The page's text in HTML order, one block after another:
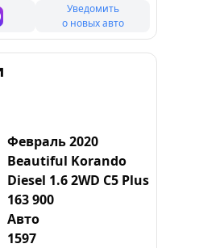
Уведомить
о новых авто
Февраль 2020
Beautiful Korando
Diesel 1.6 2WD C5 Plus
163 900
Авто
1597